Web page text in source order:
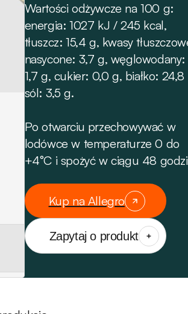
Wartości odżywcze na 100 g:
energia: 1027 kJ / 245 kcal,
tłuszcz: 15,4 g, kwasy
nasycone: 3,7 g, węglowodany:
1,7 g, cukier: 0,0 g, białko: 24,8
sól: 3,5 g.
Po otwarciu przechowywać w
lodówce w temperaturze 0 do
+4°C i spożyć w ciągu 48
Kup na Allegro
Zapytaj o produkt